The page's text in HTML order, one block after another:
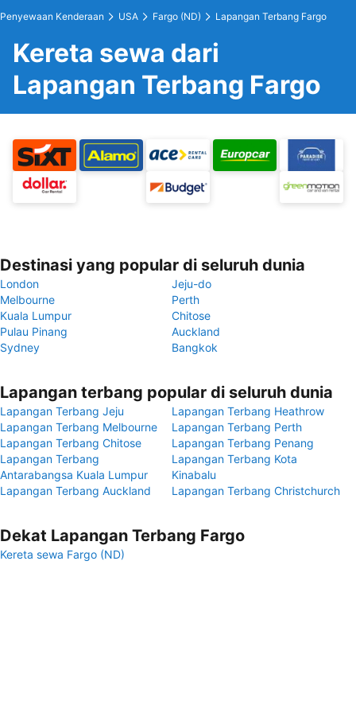
Penyewaan Kenderaan USA Fargo (ND) Lapangan Terbang Fargo
Kereta sewa dari
Lapangan Terbang Fargo
Destinasi yang popular di seluruh dunia
London
Jeju-do
Melbourne
Perth
Kuala Lumpur
Chitose
Pulau Pinang
Auckland
Sydney
Bangkok
Lapangan terbang popular di seluruh dunia
Lapangan Terbang Jeju
Lapangan Terbang Heathrow
Lapangan Terbang Melbourne
Lapangan Terbang Perth
Lapangan Terbang Chitose
Lapangan Terbang Penang
Lapangan Terbang
Antarabangsa Kuala Lumpur
Lapangan Terbang Kota
Kinabalu
Lapangan Terbang Auckland
Lapangan Terbang Christchurch
Dekat Lapangan Terbang Fargo
Kereta sewa Fargo (ND)